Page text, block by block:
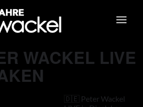
WACKEL LIVE
🇩🇪 Peter Wackel